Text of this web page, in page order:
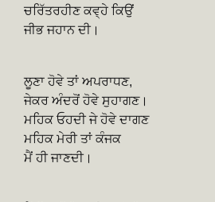
ਚਰਿੱਤਰਹੀਣ ਕਵ੍ਹੇ ਕਿਉਂ
ਜੀਭ ਜਹਾਨ ਦੀ।
ਲੂਣਾ ਹੋਵੇ ਤਾਂ ਅਪਰਾਧਣ,
ਜੇਕਰ ਅੰਦਰੋਂ ਹੋਵੇ ਸੁਹਾਗਣ।
ਮਹਿਕ ਓਹਦੀ ਜੇ ਹੋਵੇ ਦਾਗਣ
ਮਹਿਕ ਮੇਰੀ ਤਾਂ ਕੰਜਕ
ਮੈਂ ਹੀ ਜਾਣਦੀ।